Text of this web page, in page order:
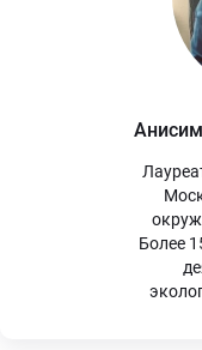
Более